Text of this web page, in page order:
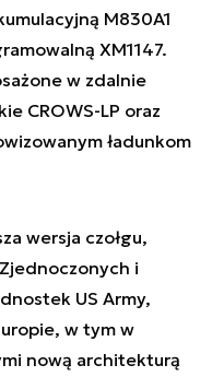
M830A1
XM1147.
w zdalnie
CROWS-LP oraz
ładunkom
wersja czołgu,
i
US Army,
w tym w
nową architekturą